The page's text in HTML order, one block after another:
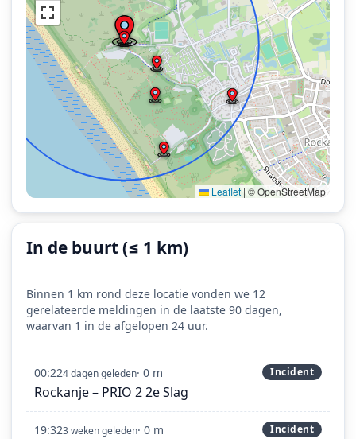
Leaflet | © OpenStreetMap
In de buurt (≤ 1 km)
Binnen 1 km rond deze locatie vonden we 12
gerelateerde meldingen in de laatste 90 dagen,
waarvan 1 in de afgelopen 24 uur.
00:224 dagen geleden· 0 m Incident
Rockanje – PRIO 2 2e Slag
19:323 weken geleden· 0 m Incident